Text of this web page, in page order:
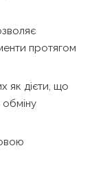
протягом
як дієти, що